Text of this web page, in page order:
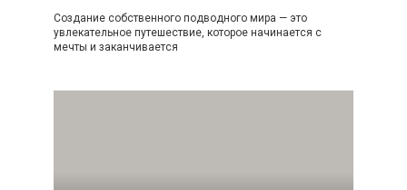
Создание собственного подводного мира — это
увлекательное путешествие, которое начинается с
мечты и заканчивается